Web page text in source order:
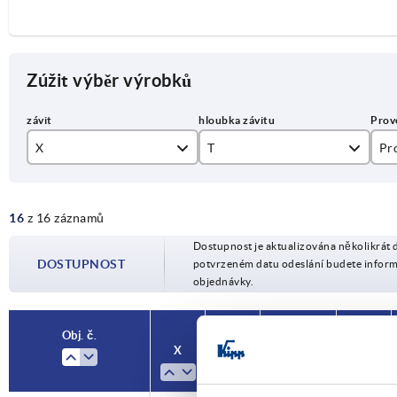
Zúžit výběr výrobků
X
M10
M16
T
23
27
16 z 16 záznamů
DOSTUPNOST
Dostupnost je aktualizována několikrát
potvrzeném datu odeslání budete
objednávky.
Obj. č.
X
T